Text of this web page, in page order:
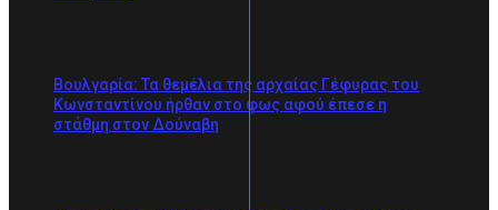
Βουλγαρία: Τα θεμέλια της αρχαίας Γέφυρας του
Κωνσταντίνου ήρθαν στο φως αφού έπεσε η
στάθμη στον Δούναβη